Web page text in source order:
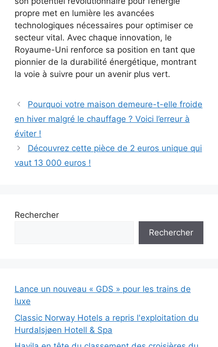
propre met en lumière les avancées
technologiques nécessaires pour optimiser ce
secteur vital. Avec chaque innovation, le
Royaume-Uni renforce sa position en tant que
pionnier de la durabilité énergétique, montrant
la voie à suivre pour un avenir plus vert.
Pourquoi votre maison demeure-t-elle froide
en hiver malgré le chauffage ? Voici l’erreur à
éviter !
Découvrez cette pièce de 2 euros unique qui
vaut 13 000 euros !
Rechercher
Rechercher
Lance un nouveau « GDS » pour les trains de
luxe
Classic Norway Hotels a repris l'exploitation du
Hurdalsjøen Hotell & Spa